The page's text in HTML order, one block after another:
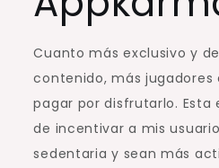
Cuanto más exclusivo y
contenido, más jugadores
pagar por disfrutarlo. Esta
de incentivar a mis
sedentaria y sean más